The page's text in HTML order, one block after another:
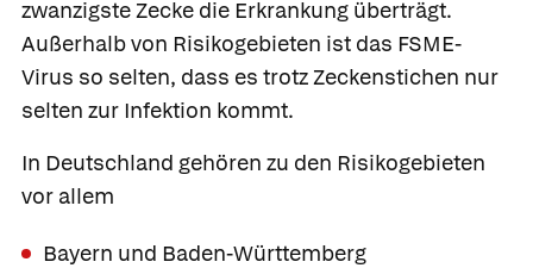
zwanzigste Zecke die Erkrankung überträgt.
Außerhalb von Risikogebieten ist das FSME-
Virus so selten, dass es trotz Zeckenstichen nur
selten zur Infektion kommt.
In Deutschland gehören zu den Risikogebieten
vor allem
Bayern und Baden-Württemberg